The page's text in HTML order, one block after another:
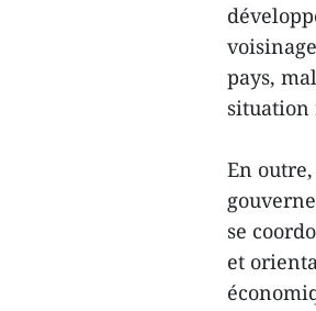
pays,
situation
En
se
et